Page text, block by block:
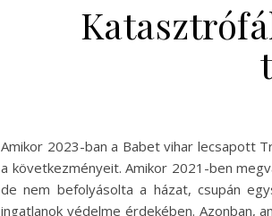
Amikor 2023-ban a Babet vihar lecsapott
a következményeit. Amikor 2021-ben
de nem befolyásolta a házat, csupán
ingatlanok védelme érdekében. Azonban,